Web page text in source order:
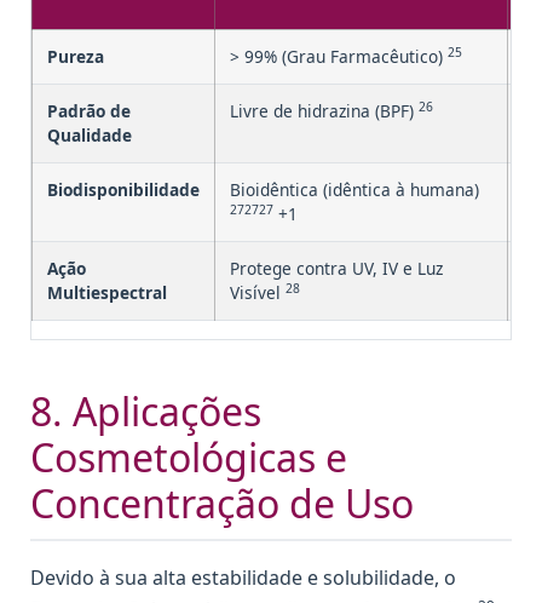
Pureza > 99% (Grau Farmacêutico) 25
Padrão de
Qualidade
Livre de hidrazina (BPF) 26
Biodisponibilidade Bioidêntica (idêntica à humana)
272727 +1
Ação
Multiespectral
Protege contra UV, IV e Luz
Visível 28
8. Aplicações
Cosmetológicas e
Concentração de Uso
Devido à sua alta estabilidade e solubilidade, o